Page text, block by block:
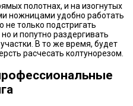
полотнах, и на изогнутых
ножницами удобно работать
только подстригать
и попутно раздергивать
В то же время, будет
расчесать колтунорезом.